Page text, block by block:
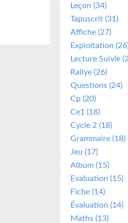
Leçon (34)
Tapuscrit (31)
Affiche (27)
Exploitation
Lecture Suivie
Rallye (26)
Questions (24)
Cp (20)
Ce1 (18)
Cycle 2 (18)
Grammaire (18)
Jeu (17)
Album (15)
Evaluation (15)
Fiche (14)
Évaluation (14)
Maths (13)